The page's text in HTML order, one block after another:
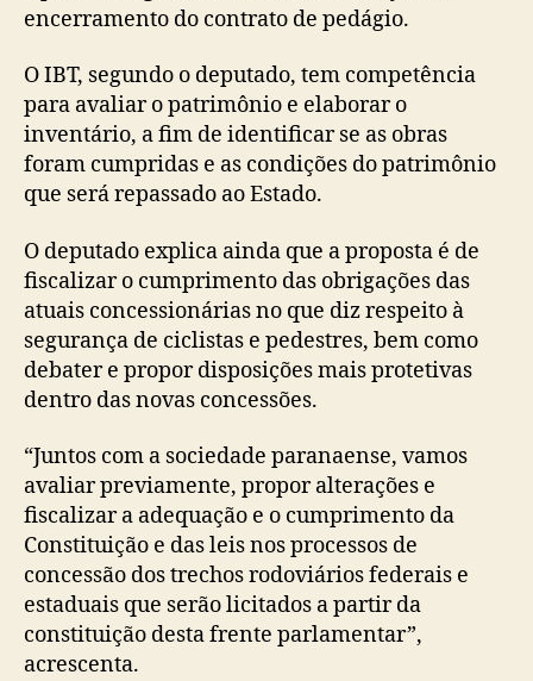
encerramento do contrato de pedágio.
O IBT, segundo o deputado, tem competência
para avaliar o patrimônio e elaborar o
inventário, a fim de identificar se as obras
foram cumpridas e as condições do patrimônio
que será repassado ao Estado.
O deputado explica ainda que a proposta é de
fiscalizar o cumprimento das obrigações das
atuais concessionárias no que diz respeito à
segurança de ciclistas e pedestres, bem como
debater e propor disposições mais protetivas
dentro das novas concessões.
“Juntos com a sociedade paranaense, vamos
avaliar previamente, propor alterações e
fiscalizar a adequação e o cumprimento da
Constituição e das leis nos processos de
concessão dos trechos rodoviários federais e
estaduais que serão licitados a partir da
constituição desta frente parlamentar”,
acrescenta.